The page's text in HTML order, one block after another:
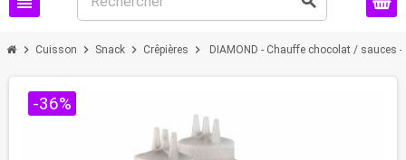
chevron_right Cuisson chevron_right Snack chevron_right Crêpières chevron_right DIAMOND - Chauffe chocolat / sauces -
-36%